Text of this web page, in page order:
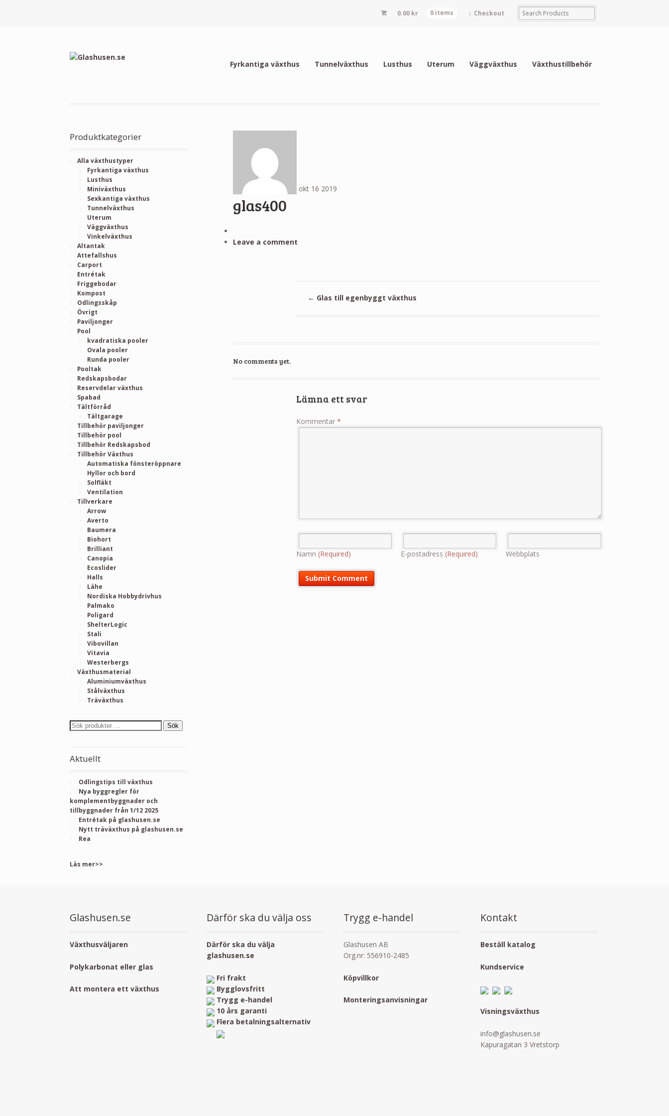
0.00 kr 0 items Checkout
Fyrkantiga växthus Tunnelväxthus Lusthus Uterum Väggväxthus Växthustillbehör
okt 16 2019
glas400
Leave a comment
← Glas till egenbyggt växthus
No comments yet.
Lämna ett svar
Kommentar*
Namn(Required) E-postadress(Required) Webbplats
Produktkategorier
Alla växthustyper
Fyrkantiga växthus
Lusthus
Miniväxthus
Sexkantiga växthus
Tunnelväxthus
Uterum
Väggväxthus
Vinkelväxthus
Altantak
Attefallshus
Carport
Entrétak
Friggebodar
Kompost
Odlingsskåp
Övrigt
Paviljonger
Pool
kvadratiska pooler
Ovala pooler
Runda pooler
Pooltak
Redskapsbodar
Reservdelar växthus
Spabad
Tältförråd
Tältgarage
Tillbehör paviljonger
Tillbehör pool
Tillbehör Redskapsbod
Tillbehör Växthus
Automatiska fönsteröppnare
Hyllor och bord
Solfläkt
Ventilation
Tillverkare
Arrow
Averto
Baumera
Biohort
Brilliant
Canopia
Ecoslider
Halls
Lähe
Nordiska Hobbydrivhus
Palmako
Poligard
ShelterLogic
Stali
Vibovillan
Vitavia
Westerbergs
Växthusmaterial
Aluminiumväxthus
Stålväxthus
Träväxthus
Sök
Aktuellt
Odlingstips till växthus
Nya byggregler för
komplementbyggnader och
tillbyggnader från 1/12 2025
Entrétak på glashusen.se
Nytt träväxthus på glashusen.se
Rea
Läs mer>>
Glashusen.se
Växthusväljaren
Polykarbonat eller glas
Att montera ett växthus
Därför ska du välja oss
Därför ska du välja
glashusen.se
Fri frakt
Bygglovsfritt
Trygg e-handel
10 års garanti
Flera betalningsalternativ
Trygg e-handel
Glashusen AB
Org.nr: 556910-2485
Köpvillkor
Monteringsanvisningar
Kontakt
Beställ katalog
Kundservice
Visningsväxthus
info@glashusen.se
Kapuragatan 3 Vretstorp